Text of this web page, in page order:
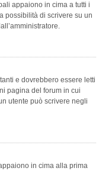
appaiono in cima a tutti i
possibilità di scrivere su un
e dovrebbero essere letti
pagina del forum in cui
utente può scrivere negli
in cima alla prima